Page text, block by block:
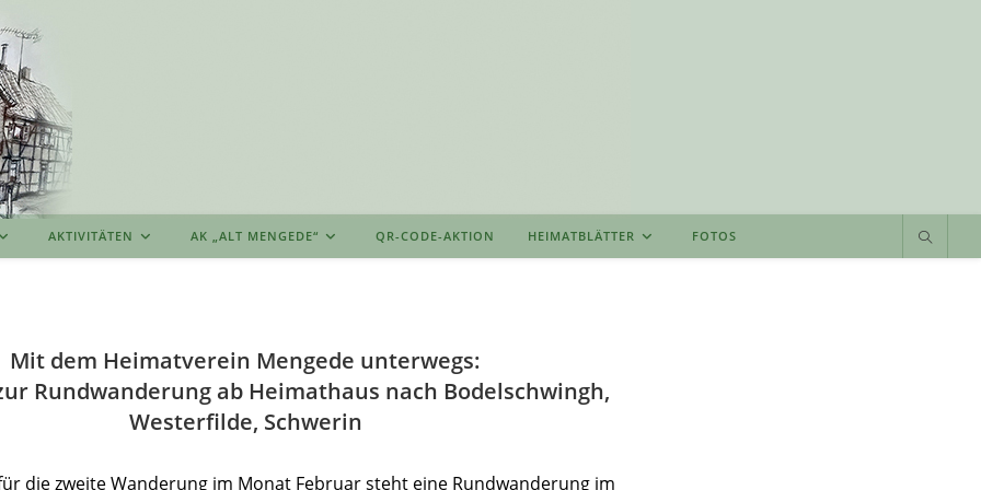
AKTIVITÄTEN AK „ALT MENGEDE“ QR-CODE-AKTION HEIMATBLÄTTER FOTOS
Mit dem Heimatverein Mengede unterwegs:
Rundwanderung ab Heimathaus nach Bodelschwingh,
Westerfilde, Schwerin
die zweite Wanderung im Monat Februar steht eine Rundwanderung im